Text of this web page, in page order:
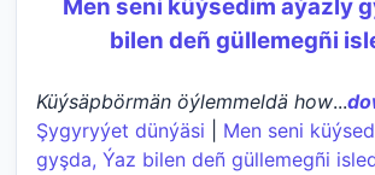
Men seni küýsedim aýazly
bilen deñ güllemegñi
Küýsäpbörmän öýlemmeldä how...
Şygyryýet dünýäsi
Men seni
gyşda, Ýaz bilen deñ güllemegñi